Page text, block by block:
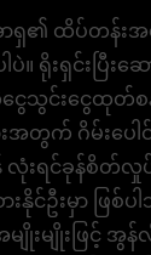
အာရှ၏ ထိပ်တန်
ါပဲ။ ရိုးရှင်းပြီ
ေသွင်းငွေထုတ်စ
တွက် ဂိမ်းပေါင်း
လုံးရင်ခုန်စိတ်လှုပ်
နိုင်ဦးမှာ ဖြစ်
မျိုးဖြင့် အွန်လို